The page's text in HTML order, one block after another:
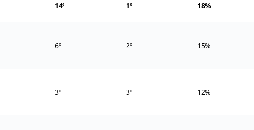
14º 1º 18%
6º 2º 15%
3º 3º 12%